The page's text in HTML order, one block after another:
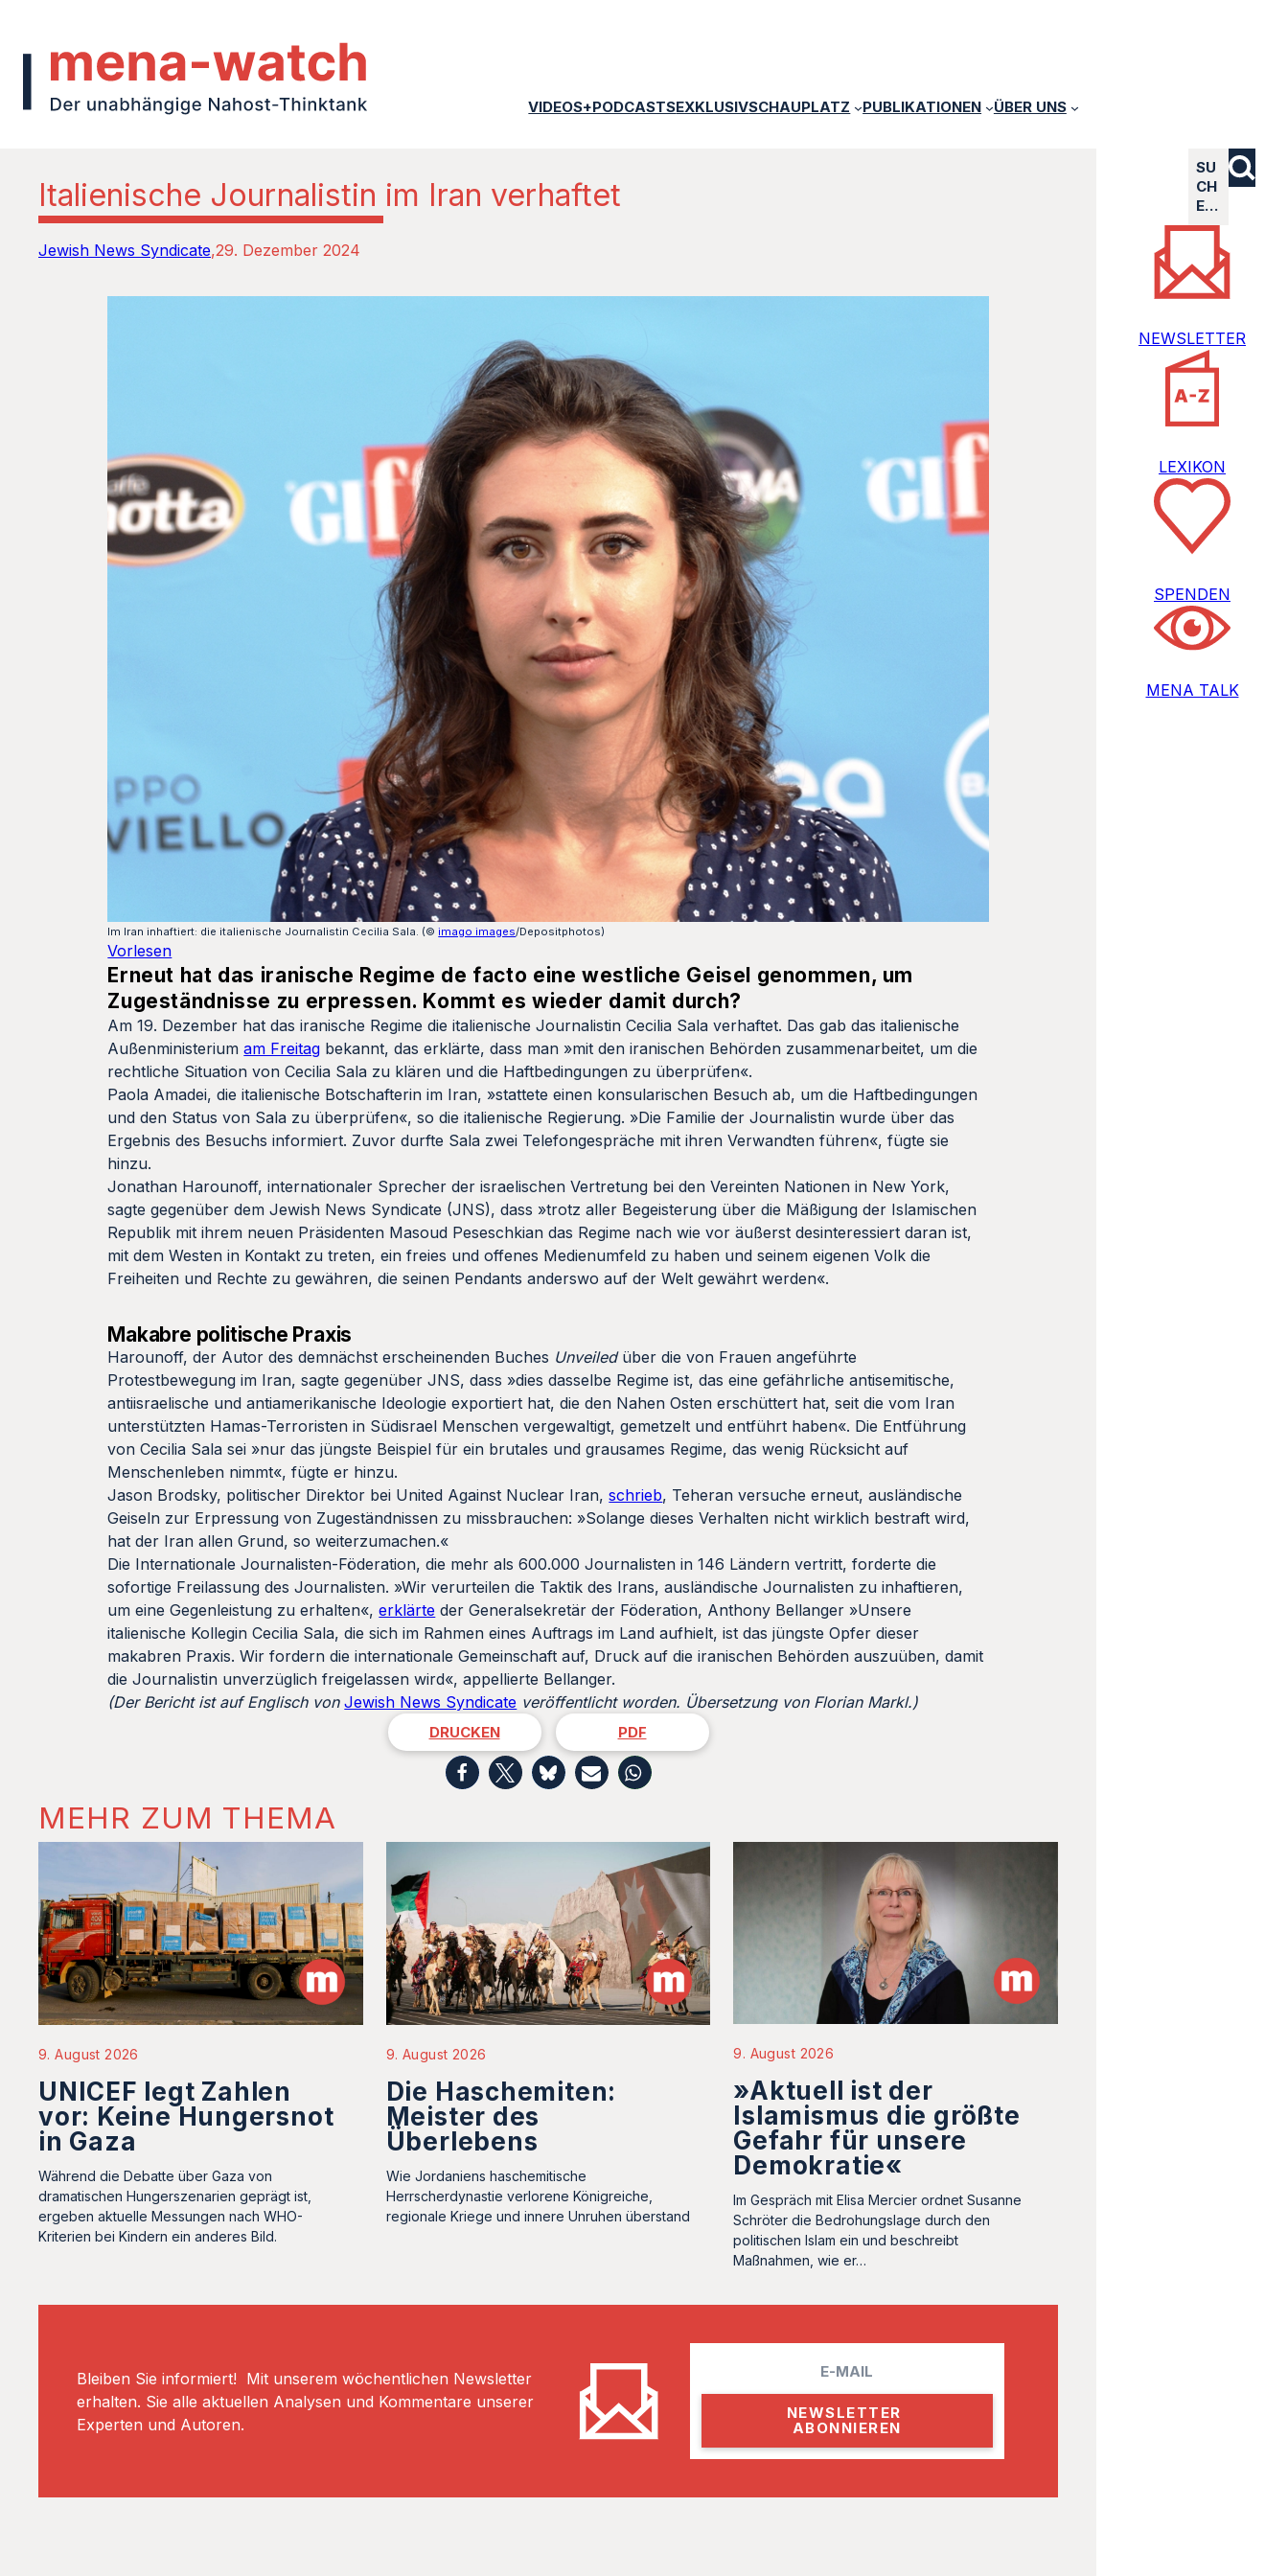
VIDEOS+PODCASTSEXKLUSIVSCHAUPLATZ PUBLIKATIONEN ÜBER UNS
Italienische Journalistin im Iran verhaftet
Jewish News Syndicate 29. Dezember 2024
Im Iran inhaftiert: die italienische Journalistin Cecilia Sala. (©imago images/Depositphotos)
Vorlesen
Erneut hat das iranische Regime de facto eine westliche Geisel genommen, um
Zugeständnisse zu erpressen. Kommt es wieder damit durch?
Am 19. Dezember hat das iranische Regime die italienische Journalistin Cecilia Sala verhaftet. Das gab das italienische
Außenministeriumam Freitag bekannt, das erklärte, dass man »mit den iranischen Behörden zusammenarbeitet, um die
rechtliche Situation von Cecilia Sala zu klären und die Haftbedingungen zu überprüfen«.
Paola Amadei, die italienische Botschafterin im Iran, »stattete einen konsularischen Besuch ab, um die Haftbedingungen
und den Status von Sala zu überprüfen«, so die italienische Regierung. »Die Familie der Journalistin wurde über das
Ergebnis des Besuchs informiert. Zuvor durfte Sala zwei Telefongespräche mit ihren Verwandten führen«, fügte sie
hinzu.
Jonathan Harounoff, internationaler Sprecher der israelischen Vertretung bei den Vereinten Nationen in New York,
sagte gegenüber dem Jewish News Syndicate (JNS), dass »trotz aller Begeisterung über die Mäßigung der Islamischen
Republik mit ihrem neuen Präsidenten Masoud Peseschkian das Regime nach wie vor äußerst desinteressiert daran ist,
mit dem Westen in Kontakt zu treten, ein freies und offenes Medienumfeld zu haben und seinem eigenen Volk die
Freiheiten und Rechte zu gewähren, die seinen Pendants anderswo auf der Welt gewährt werden«.
Makabre politische Praxis
Harounoff, der Autor des demnächst erscheinenden Buches Unveiledüber die von Frauen angeführte
Protestbewegung im Iran, sagte gegenüber JNS, dass »dies dasselbe Regime ist, das eine gefährliche antisemitische,
antiisraelische und antiamerikanische Ideologie exportiert hat, die den Nahen Osten erschüttert hat, seit die vom Iran
unterstützten Hamas-Terroristen in Südisrael Menschen vergewaltigt, gemetzelt und entführt haben«. Die Entführung
von Cecilia Sala sei »nur das jüngste Beispiel für ein brutales und grausames Regime, das wenig Rücksicht auf
Menschenleben nimmt«, fügte er hinzu.
Jason Brodsky, politischer Direktor bei United Against Nuclear Iran,schrieb, Teheran versuche erneut, ausländische
Geiseln zur Erpressung von Zugeständnissen zu missbrauchen: »Solange dieses Verhalten nicht wirklich bestraft wird,
hat der Iran allen Grund, so weiterzumachen.«
Die Internationale Journalisten-Föderation, die mehr als 600.000 Journalisten in 146 Ländern vertritt, forderte die
sofortige Freilassung des Journalisten. »Wir verurteilen die Taktik des Irans, ausländische Journalisten zu inhaftieren,
um eine Gegenleistung zu erhalten«,erklärte der Generalsekretär der Föderation, Anthony Bellanger »Unsere
italienische Kollegin Cecilia Sala, die sich im Rahmen eines Auftrags im Land aufhielt, ist das jüngste Opfer dieser
makabren Praxis. Wir fordern die internationale Gemeinschaft auf, Druck auf die iranischen Behörden auszuüben, damit
die Journalistin unverzüglich freigelassen wird«, appellierte Bellanger.
(Der Bericht ist auf Englisch vonJewish News Syndicate veröffentlicht worden. Übersetzung von Florian Markl.)
DRUCKEN PDF
MEHR ZUM THEMA
9. August 2026
UNICEF legt Zahlen
vor: Keine Hungersnot
in Gaza
Während die Debatte über Gaza von
dramatischen Hungerszenarien geprägt ist,
ergeben aktuelle Messungen nach WHO-
Kriterien bei Kindern ein anderes Bild.
9. August 2026
Die Haschemiten:
Meister des
Überlebens
Wie Jordaniens haschemitische
Herrscherdynastie verlorene Königreiche,
regionale Kriege und innere Unruhen überstand
9. August 2026
»Aktuell ist der
Islamismus die größte
Gefahr für unsere
Demokratie«
Im Gespräch mit Elisa Mercier ordnet Susanne
Schröter die Bedrohungslage durch den
politischen Islam ein und beschreibt
Maßnahmen, wie er…
Bleiben Sie informiert! Mit unserem wöchentlichen Newsletter
erhalten. Sie alle aktuellen Analysen und Kommentare unserer
Experten und Autoren.
l
SU
CH
E…
NEWSLETTER
LEXIKON
SPENDEN
MENA TALK